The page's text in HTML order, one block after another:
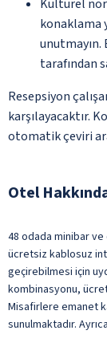
Kültürel
konaklama
tarafından
Resepsiyon
karşılayacaktır.
otomatik çeviri
Otel
48 odada minibar
ücretsiz kablosuz
geçirebilmesi için
kombinasyonu,
Misafirlere emanet
sunulmaktadır.